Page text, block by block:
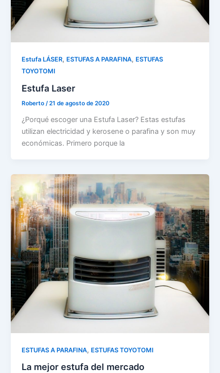
Estufa LÁSER, ESTUFAS A PARAFINA, ESTUFAS
TOYOTOMI
Estufa Laser
Roberto /21 de agosto de 2020
¿Porqué escoger una Estufa Laser? Estas estufas
utilizan electricidad y kerosene o parafina y son muy
económicas. Primero porque la
ESTUFAS A PARAFINA, ESTUFAS TOYOTOMI
La mejor estufa del mercado